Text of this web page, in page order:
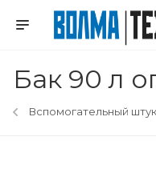
Бак 90 л
Вспомогательный